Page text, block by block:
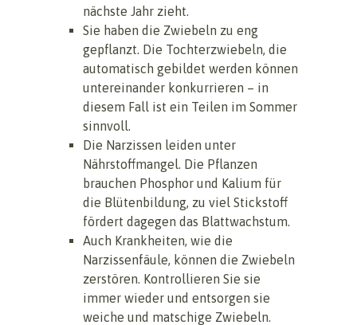
nächste Jahr zieht.
Sie haben die Zwiebeln zu eng
gepflanzt. Die Tochterzwiebeln, die
automatisch gebildet werden können
untereinander konkurrieren – in
diesem Fall ist ein Teilen im Sommer
sinnvoll.
Die Narzissen leiden unter
Nährstoffmangel. Die Pflanzen
brauchen Phosphor und Kalium für
die Blütenbildung, zu viel Stickstoff
fördert dagegen das Blattwachstum.
Auch Krankheiten, wie die
Narzissenfäule, können die Zwiebeln
zerstören. Kontrollieren Sie sie
immer wieder und entsorgen sie
weiche und matschige Zwiebeln.